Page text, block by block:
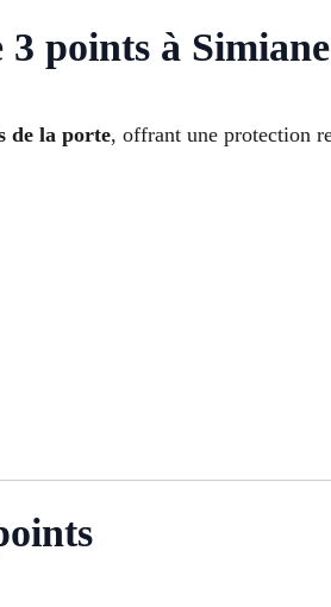
points à
de la porte, offrant une protection